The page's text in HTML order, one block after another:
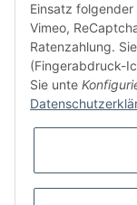
* Alle
Einsatz folgender
Vimeo,
Ratenzahlung.
(Fingerabdruck-
Sie unte